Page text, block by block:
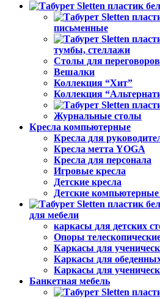
письменные
тумбы, стеллажи
Столы для переговоров
Вешалки
Коллекция “Хит”
Коллекция
Журнальные столы
Кресла компьютерные
Кресла для
Кресла метта YOGA
Кресла для персонала
Игровые кресла
Детские кресла
Детские компьютерные
для мебели
каркасы для детских
Опоры
Каркасы для
Каркасы для
Каркасы для
Банкетная мебель